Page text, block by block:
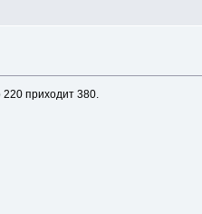
приходит 380.